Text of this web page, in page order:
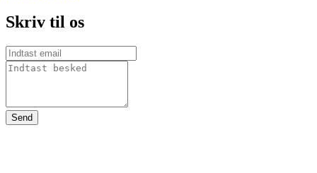
Skriv til os